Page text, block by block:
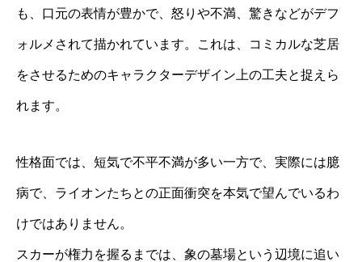
も、口元の表情が豊かで、怒りや不満、驚きなどがデフ
ォルメされて描かれています。これは、コミカルな芝居
をさせるためのキャラクターデザイン上の工夫と捉えら
れます。
性格面では、短気で不平不満が多い一方で、実際には臆
病で、ライオンたちとの正面衝突を本気で望んでいるわ
けではありません。
スカーが権力を握るまでは、象の墓場という辺境に追い